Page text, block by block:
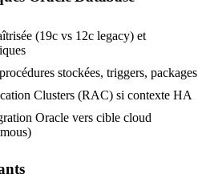
(19c vs 12c legacy) et
stockées, triggers, packages
Clusters (RAC) si contexte HA
Oracle vers cible cloud